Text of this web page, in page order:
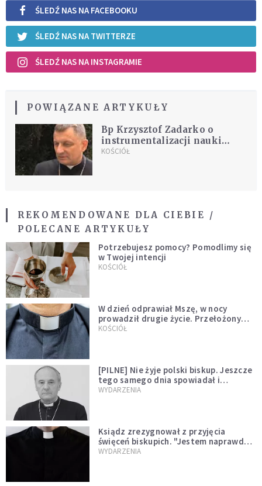
ŚLEDŹ NAS NA FACEBOOKU
ŚLEDŹ NAS NA TWITTERZE
ŚLEDŹ NAS NA INSTAGRAMIE
POWIĄZANE ARTYKUŁY
Bp Krzysztof Zadarko o
instrumentalizacji nauki
Kościoła i świętych miejsc
KOŚCIÓŁ
REKOMENDOWANE DLA CIEBIE /
POLECANE ARTYKUŁY
Potrzebujesz pomocy? Pomodlimy się
w Twojej intencji
KOŚCIÓŁ
W dzień odprawiał Mszę, w nocy
prowadził drugie życie. Przełożony
kazał mu opuścić zakon
KOŚCIÓŁ
[PILNE] Nie żyje polski biskup. Jeszcze
tego samego dnia spowiadał i
sprawował Mszę świętą
WYDARZENIA
Ksiądz zrezygnował z przyjęcia
święceń biskupich. "Jestem naprawdę
niegodny"
WYDARZENIA